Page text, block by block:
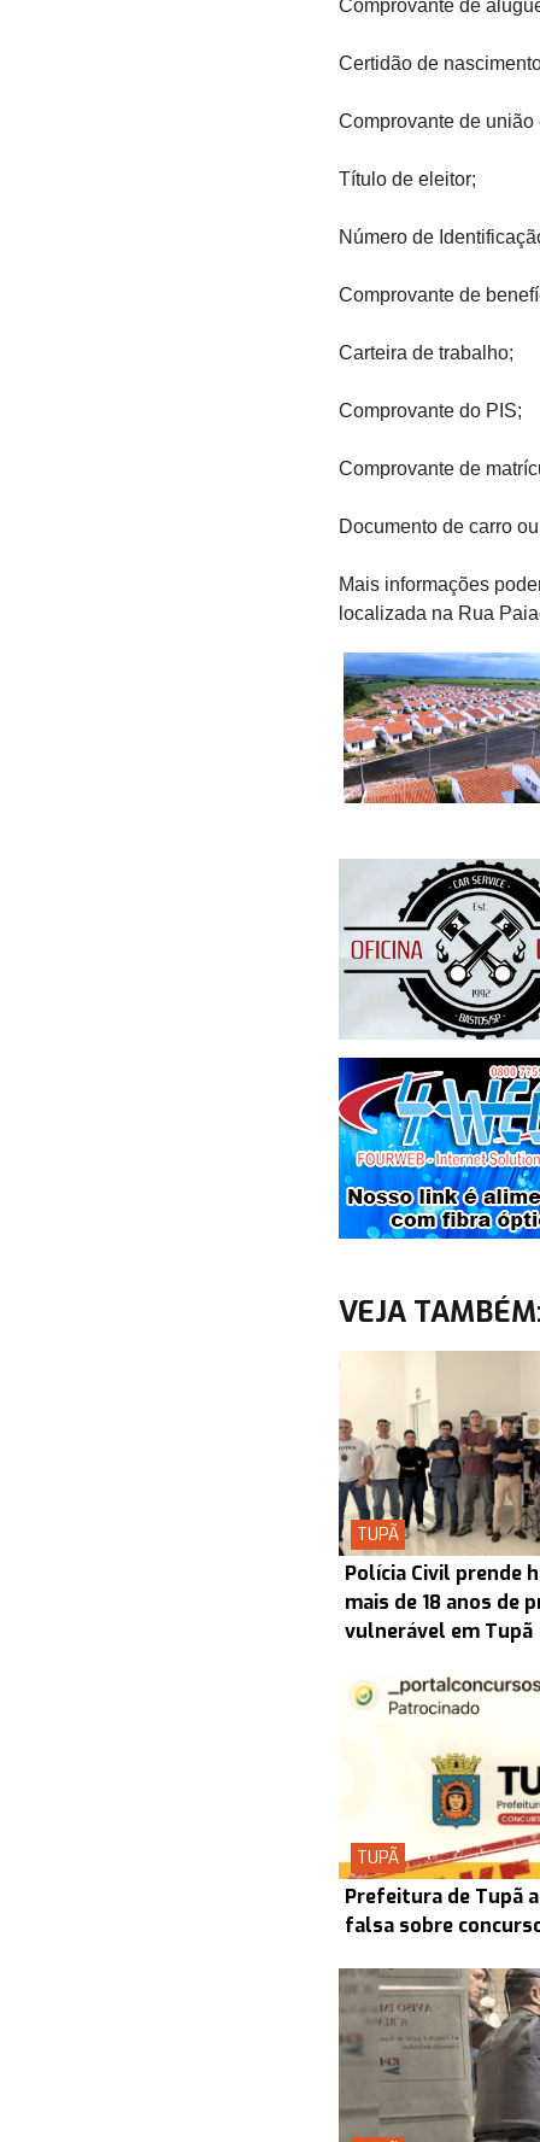
Comprovante de
Certidão de
Comprovante de união
Título de eleitor;
Número de
Comprovante de
Carteira de trabalho;
Comprovante do PIS;
Comprovante de
Documento de carro
Mais informações
localizada na Rua
VEJA
TUPÃ
Polícia Civil prende
mais de 18 anos de
vulnerável em Tupã
TUPÃ
Prefeitura de Tupã
falsa sobre